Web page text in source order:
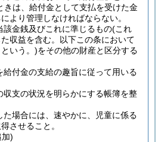
きは、給付金として支払を受けた金
より管理しなければならない。
該金銭及びこれに準じるもの(これ
収益を含む。以下この条において
という。)をその他の財産と区分する
給付金の支給の趣旨に従って用いる
収支の状況を明らかにする帳簿を整
た場合には、速やかに、児童に係る
させること。
)